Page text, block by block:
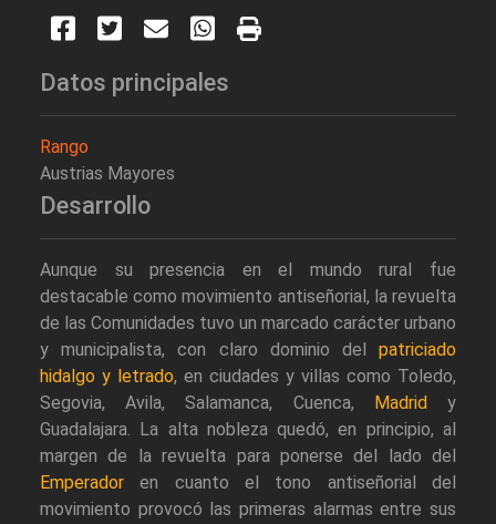
Datos principales
Rango
Austrias Mayores
Desarrollo
Aunque su presencia en el mundo rural fue
destacable como movimiento antiseñorial, la revuelta
de las Comunidades tuvo un marcado carácter urbano
y municipalista, con claro dominio del patriciado
hidalgo y letrado, en ciudades y villas como Toledo,
Segovia, Avila, Salamanca, Cuenca,
Madrid y
Guadalajara. La alta nobleza quedó, en principio, al
margen de la revuelta para ponerse del lado del
Emperador en cuanto el tono antiseñorial del
movimiento provocó las primeras alarmas entre sus